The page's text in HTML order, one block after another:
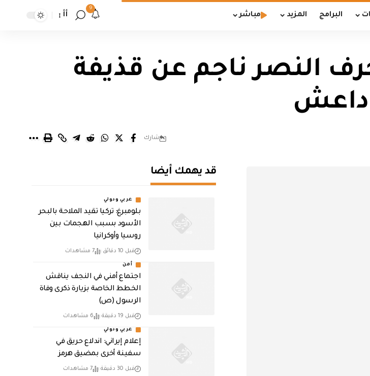
البرامج المزيد مباشر
9
أأ
النصر ناجم عن قذيفة
داعش
شارك
قد يهمك أيضا
عربي ودولي
بلومبرغ: تركيا تقيد الملاحة بالبحر
الأسود بسبب الهجمات بين
روسيا وأوكرانيا
قبل 10 دقائق 7 مشاهدات
أمن
اجتماع أمني في النجف يناقش
الخطط الخاصة بزيارة ذكرى وفاة
الرسول (ص)
قبل 19 دقيقة 6 مشاهدات
عربي ودولي
إعلام إيراني: اندلاع حريق في
سفينة أخرى بمضيق هرمز
قبل 30 دقيقة 7 مشاهدات